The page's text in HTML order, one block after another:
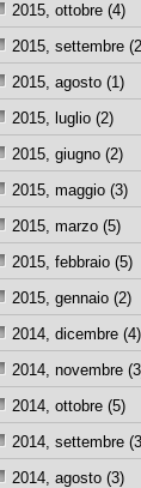
2015, ottobre (4)
2015, settembre
2015, agosto (1)
2015, luglio (2)
2015, giugno (2)
2015, maggio (3)
2015, marzo (5)
2015, febbraio (5)
2015, gennaio (2)
2014, dicembre (4)
2014, novembre
2014, ottobre (5)
2014, settembre
2014, agosto (3)